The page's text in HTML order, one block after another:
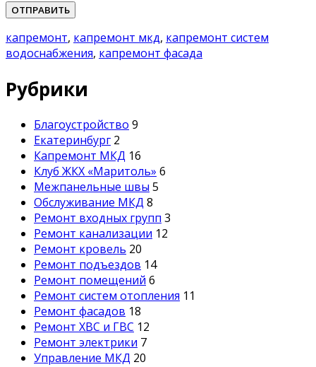
Please leave this field empty.
капремонт, капремонт мкд, капремонт систем
водоснабжения, капремонт фасада
Рубрики
Благоустройство 9
Екатеринбург 2
Капремонт МКД 16
Клуб ЖКХ «Маритоль» 6
Межпанельные швы 5
Обслуживание МКД 8
Ремонт входных групп 3
Ремонт канализации 12
Ремонт кровель 20
Ремонт подъездов 14
Ремонт помещений 6
Ремонт систем отопления 11
Ремонт фасадов 18
Ремонт ХВС и ГВС 12
Ремонт электрики 7
Управление МКД 20